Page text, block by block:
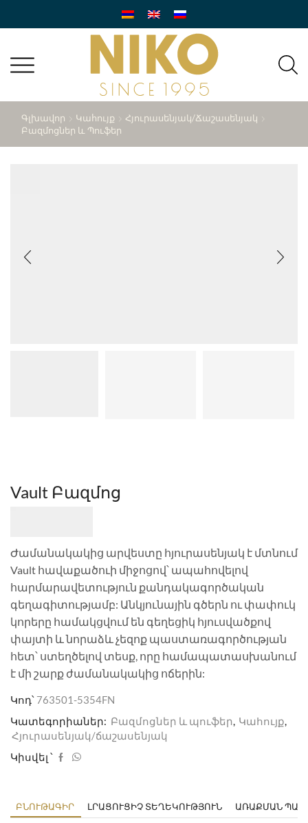
Գլխավոր Կահույք
Հյուրասենյակ/ճաշասենյակ
Բազմոցներ ԵՒ Պուֆեր
Vault Բազմոց
Ժամանակակից արվեստը հյուրասենյակ է մտնում
Vault հավաքածուի միջոցով՝ ապահովելով
հարմարավետություն քանդակագործական
գեղագիտությամբ: Անկյունային գծերն ու փափուկ
կորերը համակցվում են գեղեցիկ հյուսվածքով
փայտի և նորաձև չեզոք պաստառագործության
հետ՝ ստեղծելով տեսք, որը համապատասխանում
է մի շարք ժամանակակից ոճերին:
Կոդ՝ 763501-5354FN
Կատեգորիաներ: Բազմոցներ և պուֆեր, Կահույք,
Հյուրասենյակ/ճաշասենյակ
Կիսվել ՝
ԲՆՈՒԹԱԳԻՐ ԼՐԱՑՈՒՑԻՉ ՏԵՂԵԿՈՒԹՅՈՒՆ ԱՌԱՔՄԱՆ